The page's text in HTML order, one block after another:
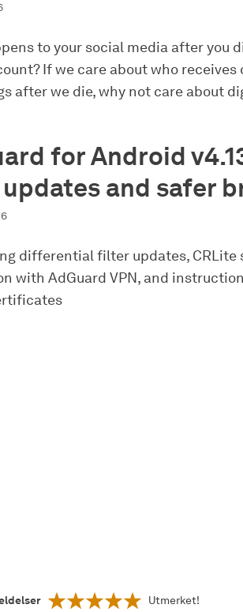
to your social media after you
If we care about who receives
after we die, why not care about
for Android
and safer
differential filter updates, CRLite
with AdGuard VPN, and
Utmerket!